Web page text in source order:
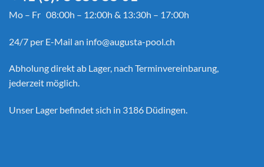
Mo – Fr 08:00h – 12:00h & 13:30h – 17:00h
24/7 per E-Mail an info@augusta-pool.ch
Abholung direkt ab Lager, nach Terminvereinbarung,
jederzeit möglich.
Unser Lager befindet sich in 3186 Düdingen.